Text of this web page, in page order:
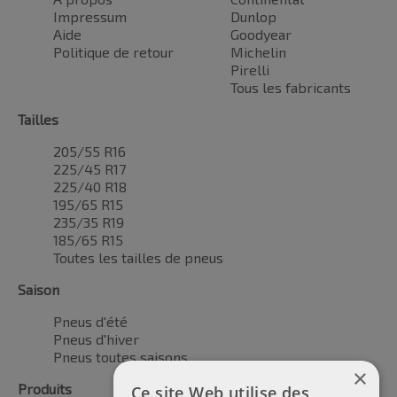
Impressum
Aide
Politique de retour
Dunlop
Goodyear
Michelin
Pirelli
Tous les fabricants
Tailles
205/55 R16
225/45 R17
225/40 R18
195/65 R15
235/35 R19
185/65 R15
Toutes les tailles de pneus
Saison
Pneus d'été
Pneus d'hiver
Pneus toutes saisons
Produits
×
Ce site Web utilise des